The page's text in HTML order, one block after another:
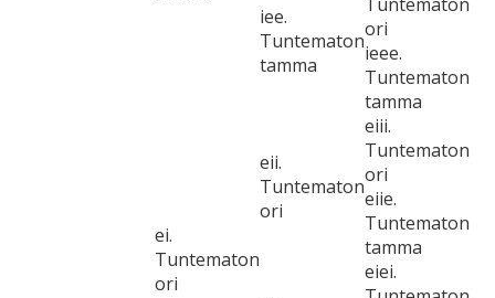
iee.
Tuntematon
tamma
ori
ieee.
Tuntematon
tamma
ei.
Tuntematon
ori
eii.
Tuntematon
ori
eiii.
Tuntematon
ori
eiie.
Tuntematon
tamma
eiei.